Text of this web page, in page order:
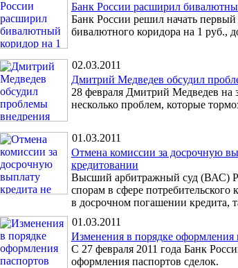
Банк России расширил
Банк России решил начать
бивалютного коридора на 1 руб.,
02.03.2011
Дмитрий Медведев обсудил
28 февраля Дмитрий Медведев на
несколько проблем, которые
01.03.2011
Отмена комиссии за досрочную
кредитовании
Высший арбитражный суд (ВАС)
спорам в сфере потребительского
в досрочном погашении кредита,
01.03.2011
Изменения в порядке оформления
С 27 февраля 2011 года Банк
оформления паспортов сделок.